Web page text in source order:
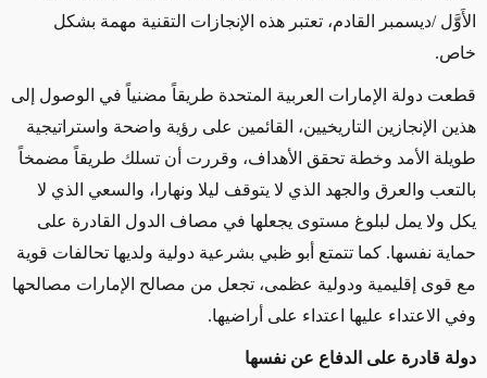
الأَوَّل/ديسمبر القادم، تعتبر هذه الإنجازات التقنية مهمة بشكل
خاص.
قطعت دولة الإمارات العربية المتحدة طريقاً مضنياً في الوصول إلى
هذين الإنجازين التاريخيين، القائمين على رؤية واضحة واستراتيجية
طويلة الأمد وخطة تحقق الأهداف، وقررت أن تسلك طريقاً مضمخاً
بالتعب والعرق والجهد الذي لا يتوقف ليلا ونهارا، والسعي الذي لا
يكل ولا يمل لبلوغ مستوى يجعلها في مصاف الدول القادرة على
حماية نفسها. كما تتمتع أبو ظبي بشرعية دولية ولديها تحالفات قوية
مع قوى إقليمية ودولية عظمى، تجعل من مصالح الإمارات مصالحها
وفي الاعتداء عليها اعتداء على أراضيها.
دولة قادرة على الدفاع عن نفسها